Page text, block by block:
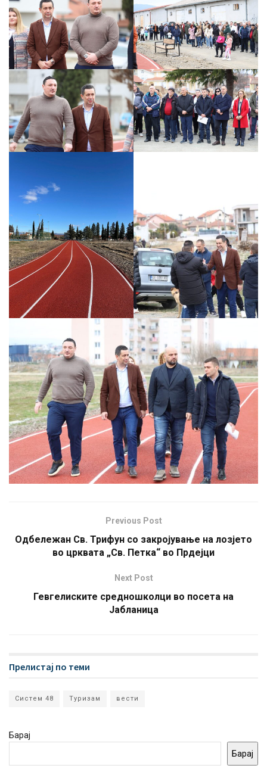
Previous Post
Одбележан Св. Трифун со закројување на лозјето
во црквата „Св. Петка“ во Прдејци
Next Post
Гевгелиските средношколци во посета на
Јабланица
Прелистај по теми
Систем 48 Туризам вести
Барај
Барај